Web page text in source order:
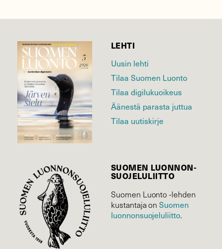
LEHTI
Uusin lehti
Tilaa Suomen Luonto
Tilaa digilukuoikeus
Äänestä parasta juttua
Tilaa uutiskirje
SUOMEN LUONNON­
SUOJELU­LIITTO
Suomen Luonto -lehden
kustantaja onSuomen
luonnonsuojelu­liitto.